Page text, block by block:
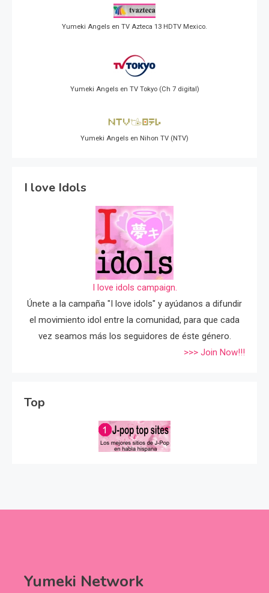
Yumeki Angels en TV Azteca 13 HDTV Mexico.
Yumeki Angels en TV Tokyo (Ch 7 digital)
Yumeki Angels en Nihon TV (NTV)
I love Idols
I love idols campaign.
Únete a la campaña "I love idols" y ayúdanos a difundir
el movimiento idol entre la comunidad, para que cada
vez seamos más los seguidores de éste género.
>>> Join Now!!!
Top
Yumeki Network